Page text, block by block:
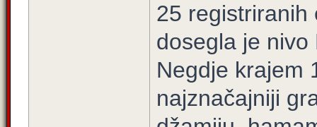
25 registriranih
dosegla je nivo
Negdje krajem
najznačajniji